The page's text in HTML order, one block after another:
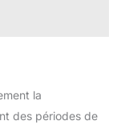
la
des périodes de